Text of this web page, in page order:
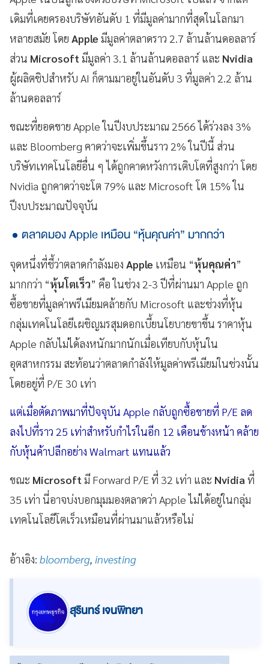
เดิมที่เคยครองบริษัทอันดับ 1 ที่มีมูลค่ามากที่สุดในโลกมา
หลายสมัย โดย Apple มีมูลค่าตลาดราว 2.7 ล้านล้านดอลลาร์
ส่วน Microsoftมีมูลค่า 3.1 ล้านล้านดอลลาร์ และ Nvidia
ผู้ผลิตชิปสำหรับ AI ก็ตามมาอยู่ในอันดับ 3 ที่มูลค่า 2.2 ล้าน
ล้านดอลลาร์
ขณะที่ยอดขาย Apple ในปีงบประมาณ 2566 ได้ร่วงลง 3%
และ Bloomberg คาดว่าจะเพิ่มขึ้นราว 2% ในปีนี้ ส่วน
บริษัทเทคโนโลยีอื่น ๆ ได้ถูกคาดหวังการเติบโตที่สูงกว่า โดย
Nvidia ถูกคาดว่าจะโต 79% และ Microsoft โต 15% ใน
ปีงบประมาณปัจจุบัน
ตลาดมอง Apple เหมือน “หุ้นคุณค่า” มากกว่า
จุดหนึ่งที่ชี้ว่าตลาดกำลังมอง Apple เหมือน “หุ้นคุณค่า”
มากกว่า “หุ้นโตเร็ว” คือ ในช่วง 2-3 ปีที่ผ่านมา Apple ถูก
ซื้อขายที่มูลค่าพรีเมียมคล้ายกับ Microsoft และช่วงที่หุ้น
กลุ่มเทคโนโลยีเผชิญมรสุมดอกเบี้ยนโยบายขาขึ้น ราคาหุ้น
Apple กลับไม่ได้ลงหนักมากนักเมื่อเทียบกับหุ้นใน
อุตสาหกรรม สะท้อนว่าตลาดกำลังให้มูลค่าพรีเมียมในช่วงนั้น
โดยอยู่ที่ P/E 30 เท่า
แต่เมื่อตัดภาพมาที่ปัจจุบัน Apple กลับถูกซื้อขายที่ P/E ลด
ลงไปที่ราว 25 เท่าสำหรับกำไรในอีก 12 เดือนข้างหน้า คล้าย
กับหุ้นค้าปลีกอย่าง Walmart แทนแล้ว
ขณะ Microsoftมี Forward P/E ที่ 32 เท่า และ Nvidia ที่
35 เท่า นี่อาจบ่งบอกมุมมองตลาดว่า Apple ไม่ได้อยู่ในกลุ่ม
เทคโนโลยีโตเร็วเหมือนที่ผ่านมาแล้วหรือไม่
อ้างอิง: bloomberg, investing
สุรินทร์ เจนพิทยา